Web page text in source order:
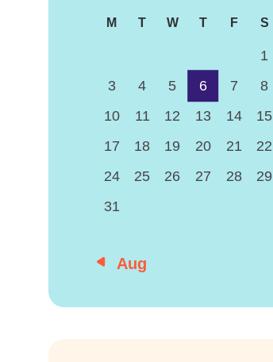
M T W T F S
1
3
4 5 6 7 8
10
11 12 13 14 15
17
18 19 20 21 22
24
25 26 27 28 29
31
« Aug